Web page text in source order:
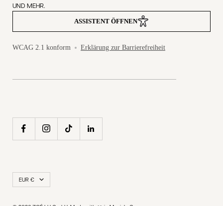
UND MEHR.
ASSISTENT ÖFFNEN
WCAG 2.1 konform Erklärung zur Barrierefreiheit
Land/Region
EUR €